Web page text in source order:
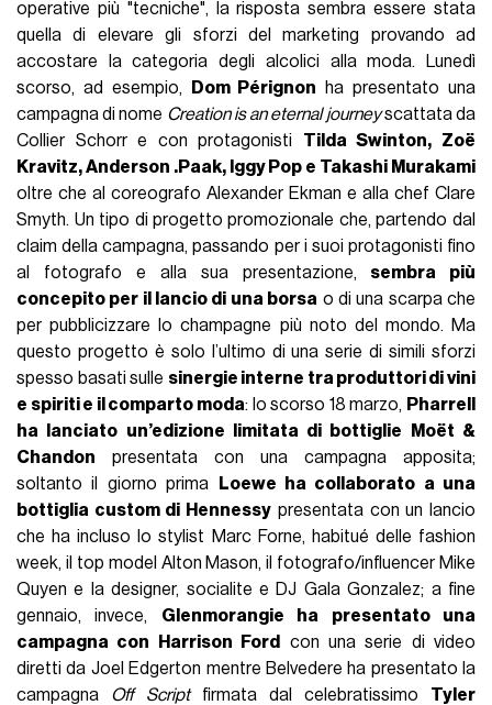
operative più "tecniche", la risposta sembra essere stata
quella di elevare gli sforzi del marketing provando ad
accostare la categoria degli alcolici alla moda. Lunedì
scorso, ad esempio,
Dom Pérignon ha presentato una
campagna di nome Creation is an eternal journeyscattata da
Collier Schorr e con protagonisti Tilda Swinton, Zoë
Kravitz, Anderson .Paak, Iggy Pop e Takashi Murakami
oltre che al coreografo Alexander Ekman e alla chef Clare
Smyth. Un tipo di progetto promozionale che, partendo dal
claim della campagna, passando per i suoi protagonisti fino
al fotografo e alla sua presentazione, sembra più
concepito per il lancio di una borsa o di una scarpa che
per pubblicizzare lo champagne più noto del mondo. Ma
questo progetto è solo l’ultimo di una serie di simili sforzi
spesso basati sulle sinergie interne tra produttori di vini
e spiriti e il comparto moda: lo scorso 18 marzo, Pharrell
ha lanciato un’edizione limitata di bottiglie Moët &
Chandon presentata con una campagna apposita;
soltanto il giorno prima
Loewe ha collaborato a una
bottiglia custom di Hennessy presentata con un lancio
che ha incluso lo stylist Marc Forne, habitué delle fashion
week, il top model Alton Mason, il fotografo/influencer Mike
Quyen e la designer, socialite e DJ Gala Gonzalez; a fine
gennaio, invece, Glenmorangie ha presentato una
campagna con Harrison Ford
con una serie di video
diretti da Joel Edgerton mentre Belvedere ha presentato la
campagna Off Scriptfirmata dal celebratissimo Tyler